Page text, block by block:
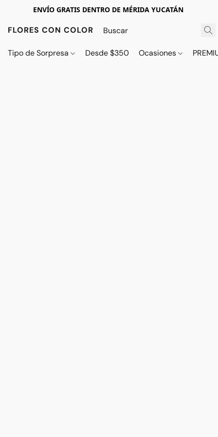
ENVÍO GRATIS DENTRO DE MÉRIDA YUCATÁN
FLORES CON COLOR
Tipo de Sorpresa Desde $350 Ocasiones